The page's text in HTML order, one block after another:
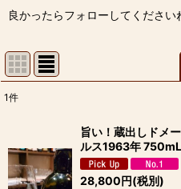
良かったらフォローしてください
並び順:
1件
旨い！蔵出しドメ
ルス1963年 750mL
28,800円(税別)